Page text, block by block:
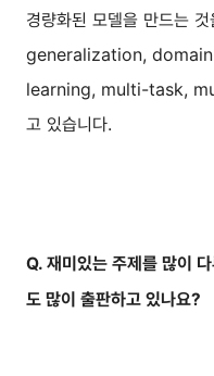
경량화된 모델을 만드는
generalization,
learning, multi-task,
고 있습니다.
Q. 재미있는 주제를 많이
도 많이 출판하고 있나요?